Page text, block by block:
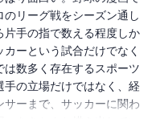
リーグ戦をシーズン通し
片手の指で数える程度しか
ーという試合だけでなく
は数多く存在するスポーツ
の立場だけではなく、経
ーまで、サッカーに関わ